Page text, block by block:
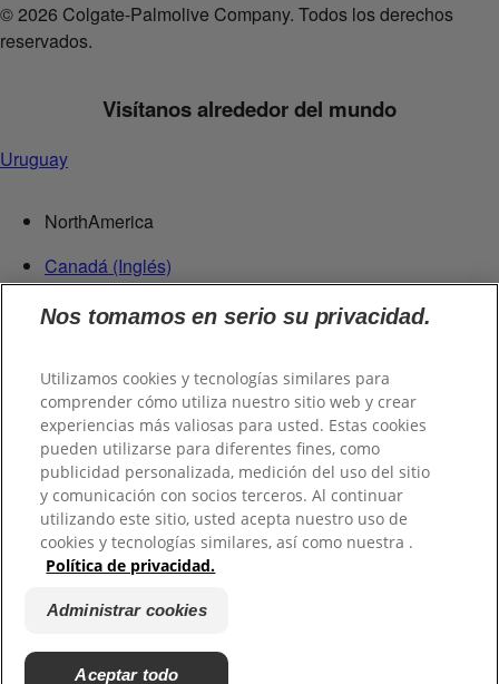
© 2026 Colgate-Palmolive Company. Todos los derechos
reservados.
Visítanos alrededor del mundo
Uruguay
NorthAmerica
Canadá (Inglés)
Canadá (Francés)
Estados Unidos
Centroamérica
Guatemala
Suramérica
Chile
Colombia
Ecuador
Perú
Paraguay
Nos tomamos en serio su privacidad.
Utilizamos cookies y tecnologías similares para
comprender cómo utiliza nuestro sitio web y crear
experiencias más valiosas para usted. Estas cookies
pueden utilizarse para diferentes fines, como
publicidad personalizada, medición del uso del sitio
y comunicación con socios terceros. Al continuar
utilizando este sitio, usted acepta nuestro uso de
cookies y tecnologías similares, así como nuestra .
Política de privacidad.
Administrar cookies
Aceptar todo